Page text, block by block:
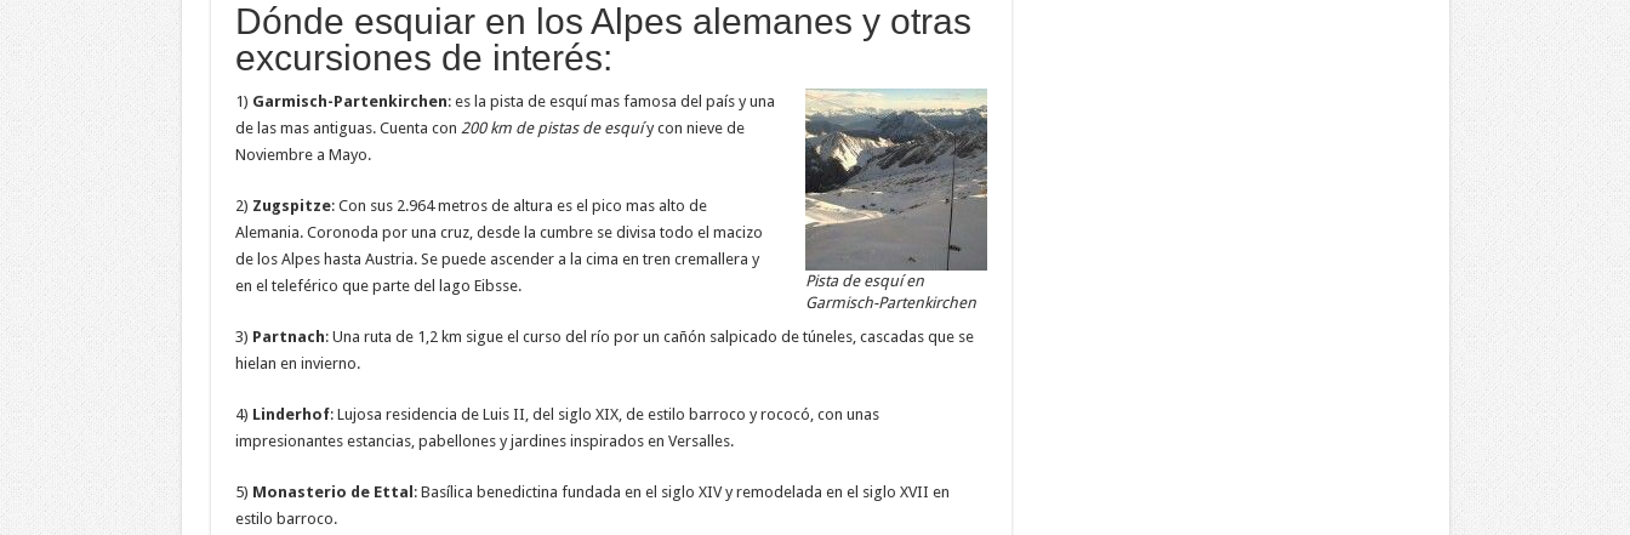
Dónde esquiar en los Alpes alemanes y otras
excursiones de interés:
Pista de esquí en
Garmisch-Partenkirchen
1) Garmisch-Partenkirchen: es la pista de esquí mas famosa del país y una
de las mas antiguas. Cuenta con 200 km de pistas de esquíy con nieve de
Noviembre a Mayo.
2) Zugspitze: Con sus 2.964 metros de altura es el pico mas alto de
Alemania. Coronoda por una cruz, desde la cumbre se divisa todo el macizo
de los Alpes hasta Austria. Se puede ascender a la cima en tren cremallera y
en el teleférico que parte del lago Eibsse.
3) Partnach: Una ruta de 1,2 km sigue el curso del río por un cañón salpicado de túneles, cascadas que se
hielan en invierno.
4) Linderhof: Lujosa residencia de Luis II, del siglo XIX, de estilo barroco y rococó, con unas
impresionantes estancias, pabellones y jardines inspirados en Versalles.
5) Monasterio de Ettal : Basílica benedictina fundada en el siglo XIV y remodelada en el siglo XVII en
estilo barroco.